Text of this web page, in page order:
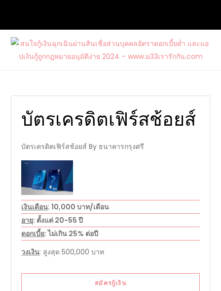
content
กฎหมายอนุมัติง่าย 2024 –
www.ม33เรารักกัน.com
รักกัน.com
บัตรเครดิตเฟิร์สช้อยส์
บัตรเครดิตเฟิร์สช้อยส์ By ธนาคารกรุงศรี
เงินเดือน: 10,000 บาท/เดือน
อายุ: ตั้งแต่ 20-55 ปี
ดอกเบี้ย: ไม่เกิน 25% ต่อปี
วงเงิน: สูงสุด 500,000 บาท
สมัครกู้เงิน